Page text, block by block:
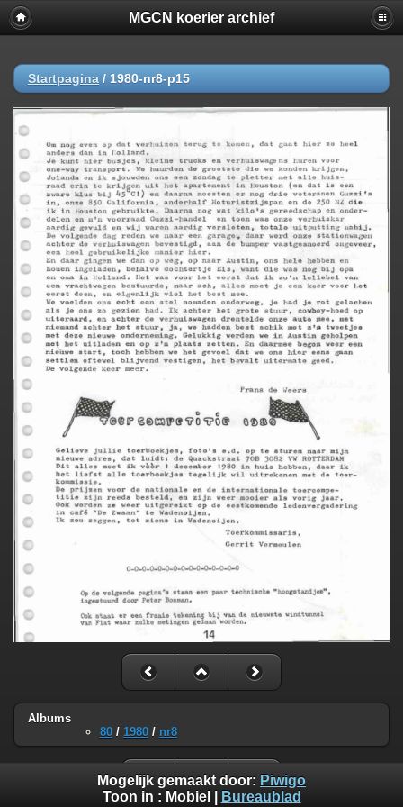
MGCN koerier archief
Startpagina / 1980-nr8-p15
Albums
80 / 1980 / nr8
Mogelijk gemaakt door: Piwigo
Toon in : Mobiel Bureaublad